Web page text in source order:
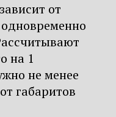
от
одновременно
на 1
не менее
габаритов